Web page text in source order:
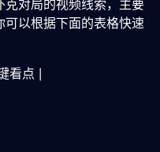
对局的视频线索，主要
可以根据下面的表格快速
看点 |